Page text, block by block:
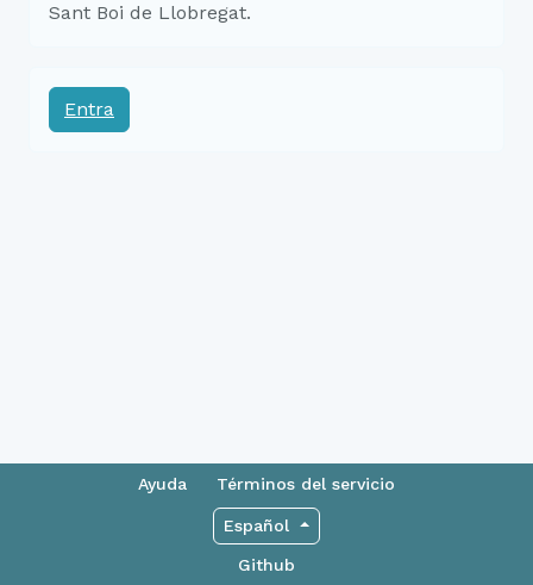
Sant Boi de Llobregat.
Entra
Ayuda Términos del servicio
Español
Github